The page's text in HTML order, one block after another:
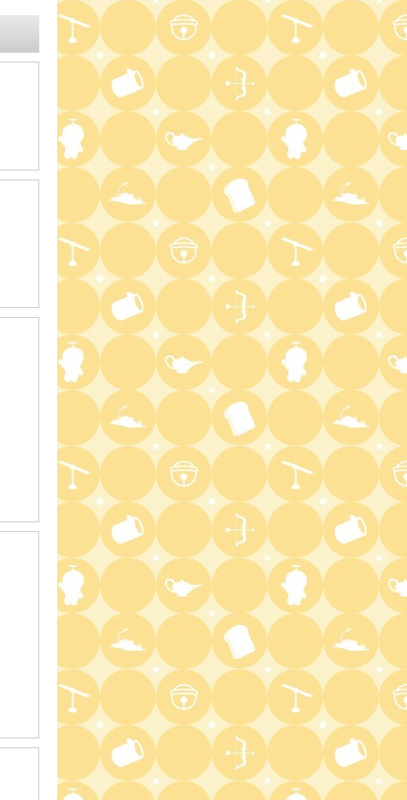
よる 8:00
マツコ&有吉 かりそめ天国
M-1王者たくろうの滋賀の魅力
プレゼンツアー
よる 8:54
私の幸福時間
よる 9:00
ミュージックステーション
10周年あいみょん、TMR、
HY…名曲が続々!初登場ATEEZ
9:54
報道ステーション
11:10
熱闘甲子園 涙は、強さにな
る。
11:40
気づきの扉
11:45
名探偵のままでいて #4